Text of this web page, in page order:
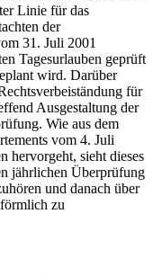
Linie für das
der
31. Juli 2001
Tagesurlauben geprüft
wird. Darüber
für
Ausgestaltung der
Wie aus dem
vom 4. Juli
hervorgeht, sieht dieses
jährlichen Überprüfung
und danach über
zu